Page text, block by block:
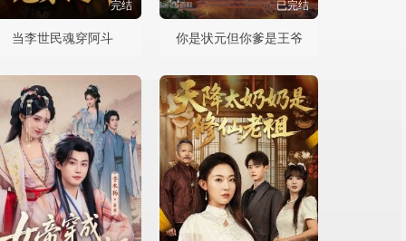
完结
当李世民魂穿阿斗
已完结
你是状元但你爹是王爷